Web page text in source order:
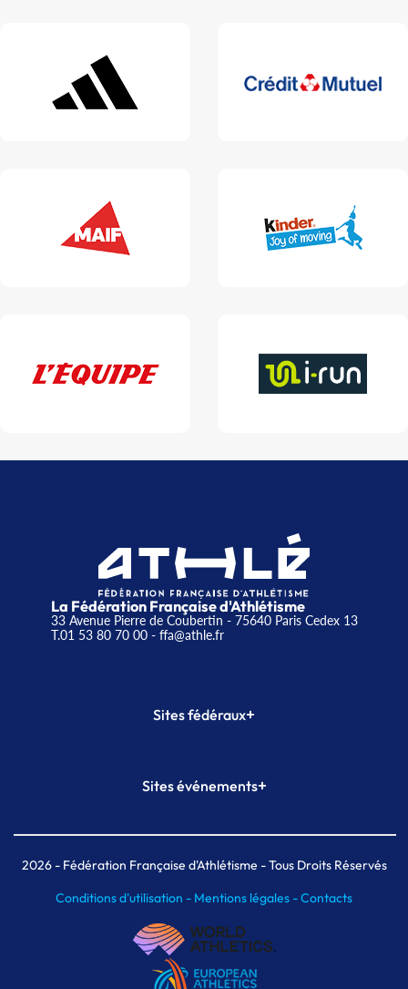
La Fédération Française d'Athlétisme
33 Avenue Pierre de Coubertin - 75640 Paris Cedex 13
T.01 53 80 70 00- ffa@athle.fr
Sites fédéraux+
Plateforme Formation
Sites événements+
Meeting de Paris indoor
MAIF Ekiden de Paris
2026- Fédération Française d'Athlétisme - Tous Droits Réservés
Conditions d'utilisation - Mentions légales -Contacts